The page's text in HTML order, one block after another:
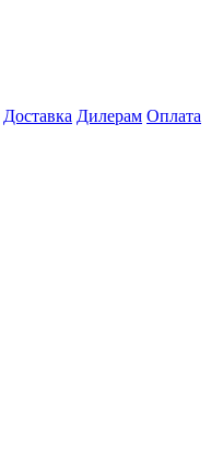
Доставка Дилерам Оплата